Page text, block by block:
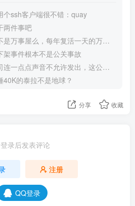
个ssh客户端很不错：quay
两件事吧
万事屋么，每年复活一天的万事屋
架事件根本不是公关事故
声音不允许发出，这公司做大了就是我国乃至全世界的灾难
40K的泰拉不是地球？
分享 收藏
录后发表评论
注册
QQ登录